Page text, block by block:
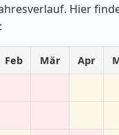
Hier
Feb Mär Apr